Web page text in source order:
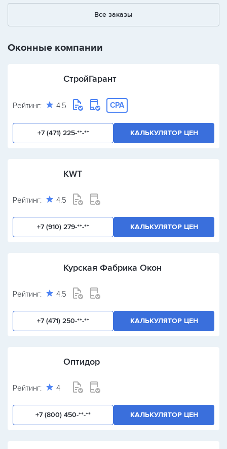
+ - /
Все заказы
Оконные компании
СтройГарант
Рейтинг: 4.5 CPA
+7 (471) 225-**-** КАЛЬКУЛЯТОР ЦЕН
KWT
Рейтинг: 4.5
+7 (910) 279-**-** КАЛЬКУЛЯТОР ЦЕН
Курская Фабрика Окон
Рейтинг: 4.5
+7 (471) 250-**-** КАЛЬКУЛЯТОР ЦЕН
Оптидор
Рейтинг: 4
+7 (800) 450-**-** КАЛЬКУЛЯТОР ЦЕН